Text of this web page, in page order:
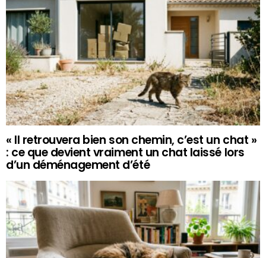
« Il retrouvera bien son chemin, c’est un chat »
: ce que devient vraiment un chat laissé lors
d’un déménagement d’été